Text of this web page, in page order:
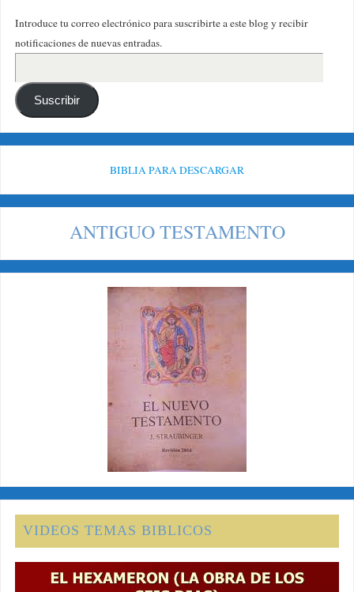
Introduce tu correo electrónico para suscribirte a este blog y recibir
notificaciones de nuevas entradas.
Suscribir
BIBLIA PARA DESCARGAR
ANTIGUO TESTAMENTO
VIDEOS TEMAS BIBLICOS